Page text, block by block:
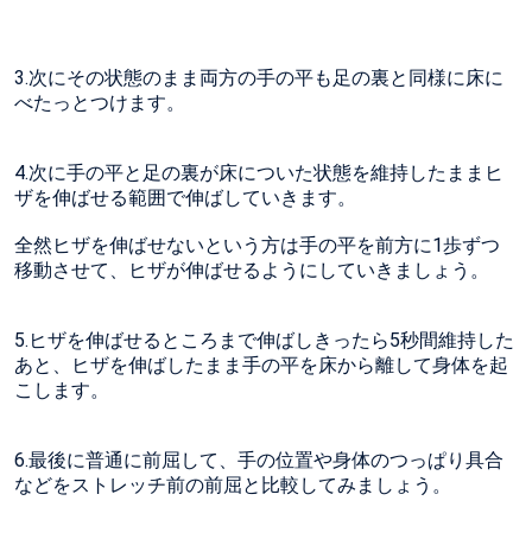
3.次にその状態のまま両方の手の平も足の裏と同様に床に
べたっとつけます。
4.次に手の平と足の裏が床についた状態を維持したままヒ
ザを伸ばせる範囲で伸ばしていきます。
全然ヒザを伸ばせないという方は手の平を前方に1歩ずつ
移動させて、ヒザが伸ばせるようにしていきましょう。
5.ヒザを伸ばせるところまで伸ばしきったら5秒間維持した
あと、ヒザを伸ばしたまま手の平を床から離して身体を起
こします。
6.最後に普通に前屈して、手の位置や身体のつっぱり具合
などをストレッチ前の前屈と比較してみましょう。